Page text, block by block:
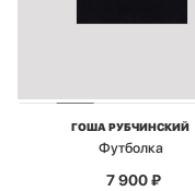
ГОША РУБЧИНСКИЙ
Футболка
7 900₽